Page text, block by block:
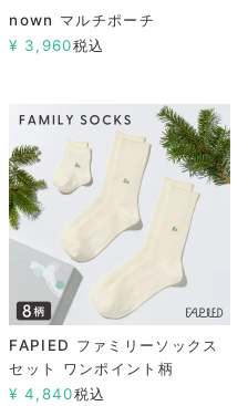
nown マルチポーチ
¥ 3,960税込
FAPIED ファミリーソックス
セット ワンポイント柄
¥ 4,840税込